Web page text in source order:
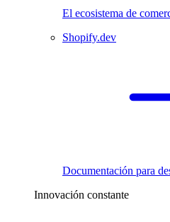
El ecosistema de
Shopify.dev
Documentación para
Innovación constante